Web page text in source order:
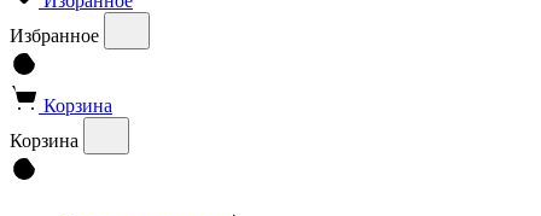
Избранное
Корзина
Корзина